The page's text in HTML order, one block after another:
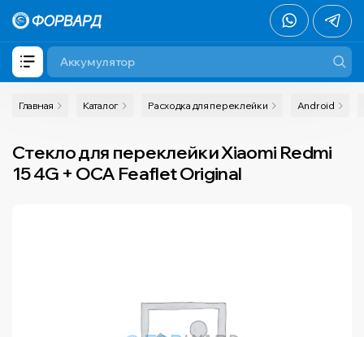
Главная Каталог Расходка для переклейки Android
Стекло для переклейки Xiaomi Redmi
15 4G + OCA Feaflet Original